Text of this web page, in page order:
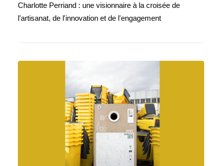
Charlotte Perriand : une visionnaire à la croisée de
l'artisanat, de l'innovation et de l'engagement